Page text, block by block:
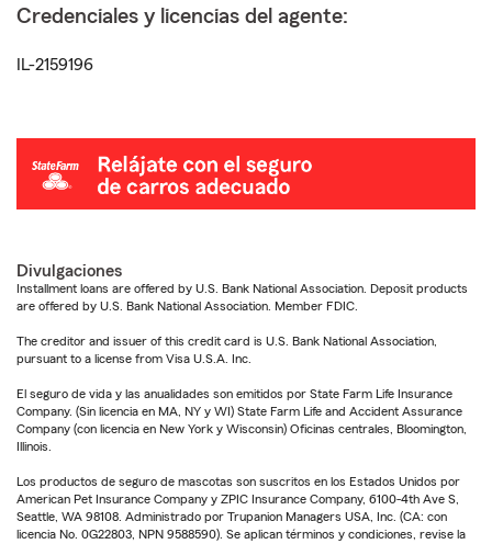
Credenciales y licencias del agente:
IL-2159196
Divulgaciones
Installment loans are offered by U.S. Bank National Association. Deposit products
are offered by U.S. Bank National Association. Member FDIC.
The creditor and issuer of this credit card is U.S. Bank National Association,
pursuant to a license from Visa U.S.A. Inc.
El seguro de vida y las anualidades son emitidos por State Farm Life Insurance
Company. (Sin licencia en MA, NY y WI) State Farm Life and Accident Assurance
Company (con licencia en New York y Wisconsin) Oficinas centrales, Bloomington,
Illinois.
Los productos de seguro de mascotas son suscritos en los Estados Unidos por
American Pet Insurance Company y ZPIC Insurance Company, 6100-4th Ave S,
Seattle, WA 98108. Administrado por Trupanion Managers USA, Inc. (CA: con
licencia No. 0G22803, NPN 9588590). Se aplican términos y condiciones, revise la